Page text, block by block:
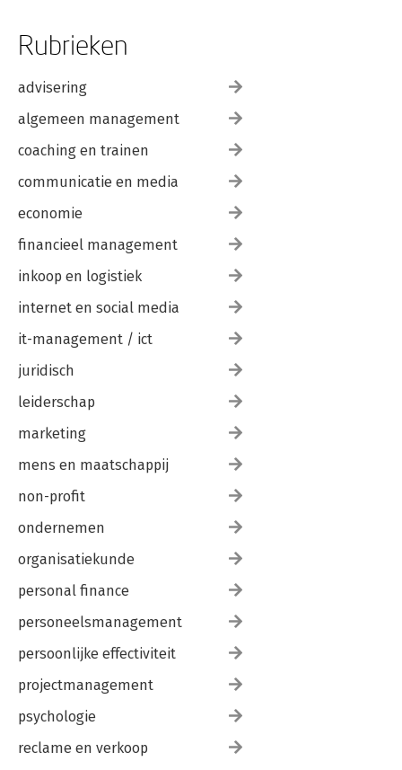
Rubrieken
advisering
algemeen management
coaching en trainen
communicatie en media
economie
financieel management
inkoop en logistiek
internet en social media
it-management / ict
juridisch
leiderschap
marketing
mens en maatschappij
non-profit
ondernemen
organisatiekunde
personal finance
personeelsmanagement
persoonlijke effectiviteit
projectmanagement
psychologie
reclame en verkoop